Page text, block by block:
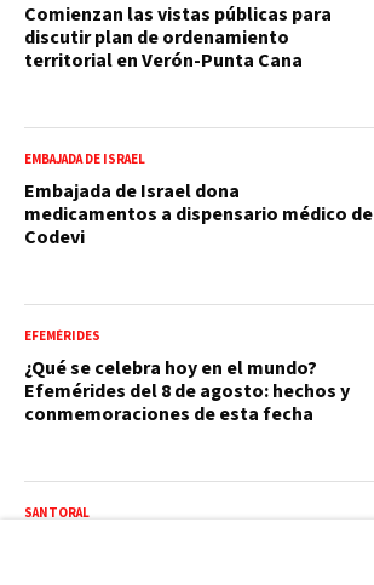
Comienzan las vistas públicas para
discutir plan de ordenamiento
territorial en Verón-Punta Cana
EMBAJADA DE ISRAEL
Embajada de Israel dona
medicamentos a dispensario médico de
Codevi
EFEMÉRIDES
¿Qué se celebra hoy en el mundo?
Efemérides del 8 de agosto: hechos y
conmemoraciones de esta fecha
SANTORAL